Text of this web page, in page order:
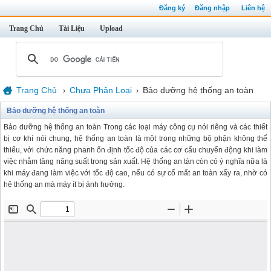
Đăng ký Đăng nhập Liên hệ
Trang Chủ Tài Liệu Upload
Trang Chủ › Chưa Phân Loại › Bảo dưỡng hệ thống an toàn
Bảo dưỡng hệ thống an toàn
Bảo dưỡng hệ thống an toàn Trong các loại máy công cụ nói riêng và các thiết
bị cơ khí nói chung, hệ thống an toàn là một trong những bộ phận không thể
thiếu, với chức năng phanh ổn định tốc độ của các cơ cấu chuyển động khi làm
việc nhằm tăng năng suất trong sản xuất. Hệ thống an tàn còn có ý nghĩa nữa là
khi máy đang làm việc với tốc độ cao, nếu có sự cố mất an toàn xẩy ra, nhờ có
hệ thống an mà máy ít bị ảnh hưởng.